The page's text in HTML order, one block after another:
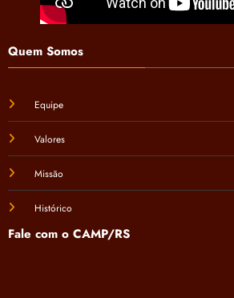
Quem Somos
Equipe
Valores
Missão
Histórico
Fale com o CAMP/RS